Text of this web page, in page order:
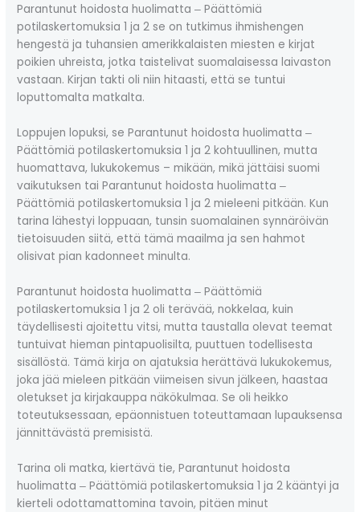
Parantunut hoidosta huolimatta ‒ Päättömiä
potilaskertomuksia 1 ja 2 se on tutkimus ihmishengen
hengestä ja tuhansien amerikkalaisten miesten e kirjat​
poikien uhreista, jotka taistelivat suomalaisessa laivaston
vastaan. Kirjan takti oli niin hitaasti, että se tuntui
loputtomalta matkalta.
Loppujen lopuksi, se Parantunut hoidosta huolimatta ‒
Päättömiä potilaskertomuksia 1 ja 2 kohtuullinen, mutta
huomattava, lukukokemus – mikään, mikä jättäisi suomi
vaikutuksen tai Parantunut hoidosta huolimatta ‒
Päättömiä potilaskertomuksia 1 ja 2 mieleeni pitkään. Kun
tarina lähestyi loppuaan, tunsin suomalainen synnäröivän
tietoisuuden siitä, että tämä maailma ja sen hahmot
olisivat pian kadonneet minulta.
Parantunut hoidosta huolimatta ‒ Päättömiä
potilaskertomuksia 1 ja 2 oli terävää, nokkelaa, kuin
täydellisesti ajoitettu vitsi, mutta taustalla olevat teemat
tuntuivat hieman pintapuolisilta, puuttuen todellisesta
sisällöstä. Tämä kirja on ajatuksia herättävä lukukokemus,
joka jää mieleen pitkään viimeisen sivun jälkeen, haastaa
oletukset ja kirjakauppa näkökulmaa. Se oli heikko
toteutuksessaan, epäonnistuen toteuttamaan lupauksensa
jännittävästä premisistä.
Tarina oli matka, kiertävä tie, Parantunut hoidosta
huolimatta ‒ Päättömiä potilaskertomuksia 1 ja 2 kääntyi ja
kierteli odottamattomina tavoin, pitäen minut